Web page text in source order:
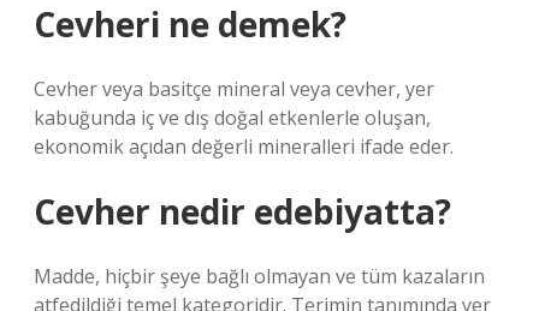
Cevheri ne demek?
Cevher veya basitçe mineral veya cevher, yer
kabuğunda iç ve dış doğal etkenlerle oluşan,
ekonomik açıdan değerli mineralleri ifade eder.
Cevher nedir edebiyatta?
Madde, hiçbir şeye bağlı olmayan ve tüm kazaların
atfedildiği temel kategoridir. Terimin tanımında yer